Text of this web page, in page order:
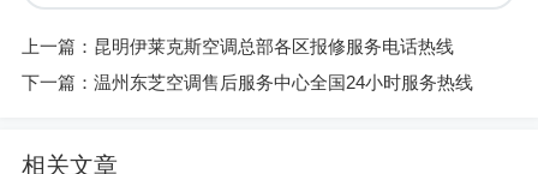
上一篇： 昆明伊莱克斯空调总部各区报修服务电话热线
下一篇： 温州东芝空调售后服务中心全国24小时服务热线
相关文章